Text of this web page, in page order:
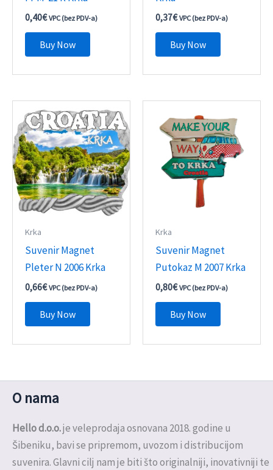
0,40€ VPC (bez PDV-a)
Buy Now
0,37€ VPC (bez PDV-a)
Buy Now
Krka
Suvenir Magnet
Pleter N 2006 Krka
0,66€ VPC (bez PDV-a)
Buy Now
Krka
Suvenir Magnet
Putokaz M 2007 Krka
0,80€ VPC (bez PDV-a)
Buy Now
O nama
Hello d.o.o.je veleprodaja osnovana 2018. godine u
Šibeniku, bavi se pripremom, uvozom i distribucijom
suvenira. Glavni cilj nam je biti što originalniji, inovativniji te